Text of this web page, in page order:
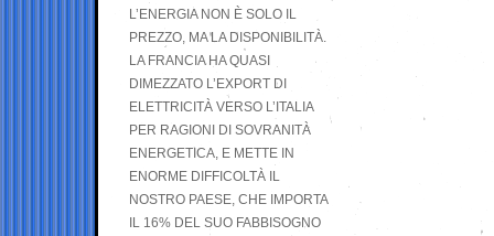
L’ENERGIA NON È SOLO IL
PREZZO, MA LA DISPONIBILITÀ.
LA FRANCIA HA QUASI
DIMEZZATO L’EXPORT DI
ELETTRICITÀ VERSO L’ITALIA
PER RAGIONI DI SOVRANITÀ
ENERGETICA, E METTE IN
ENORME DIFFICOLTÀ IL
NOSTRO PAESE, CHE IMPORTA
IL 16% DEL SUO FABBISOGNO